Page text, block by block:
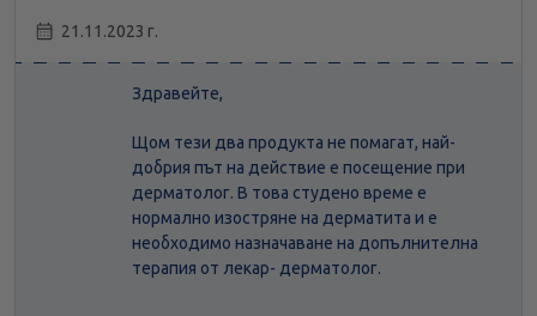
21.11.2023 г.
Здравейте,
Щом тези два продукта не помагат, най-
добрия път на действие е посещение при
дерматолог. В това студено време е
нормално изостряне на дерматита и е
необходимо назначаване на допълнителна
терапия от лекар- дерматолог.